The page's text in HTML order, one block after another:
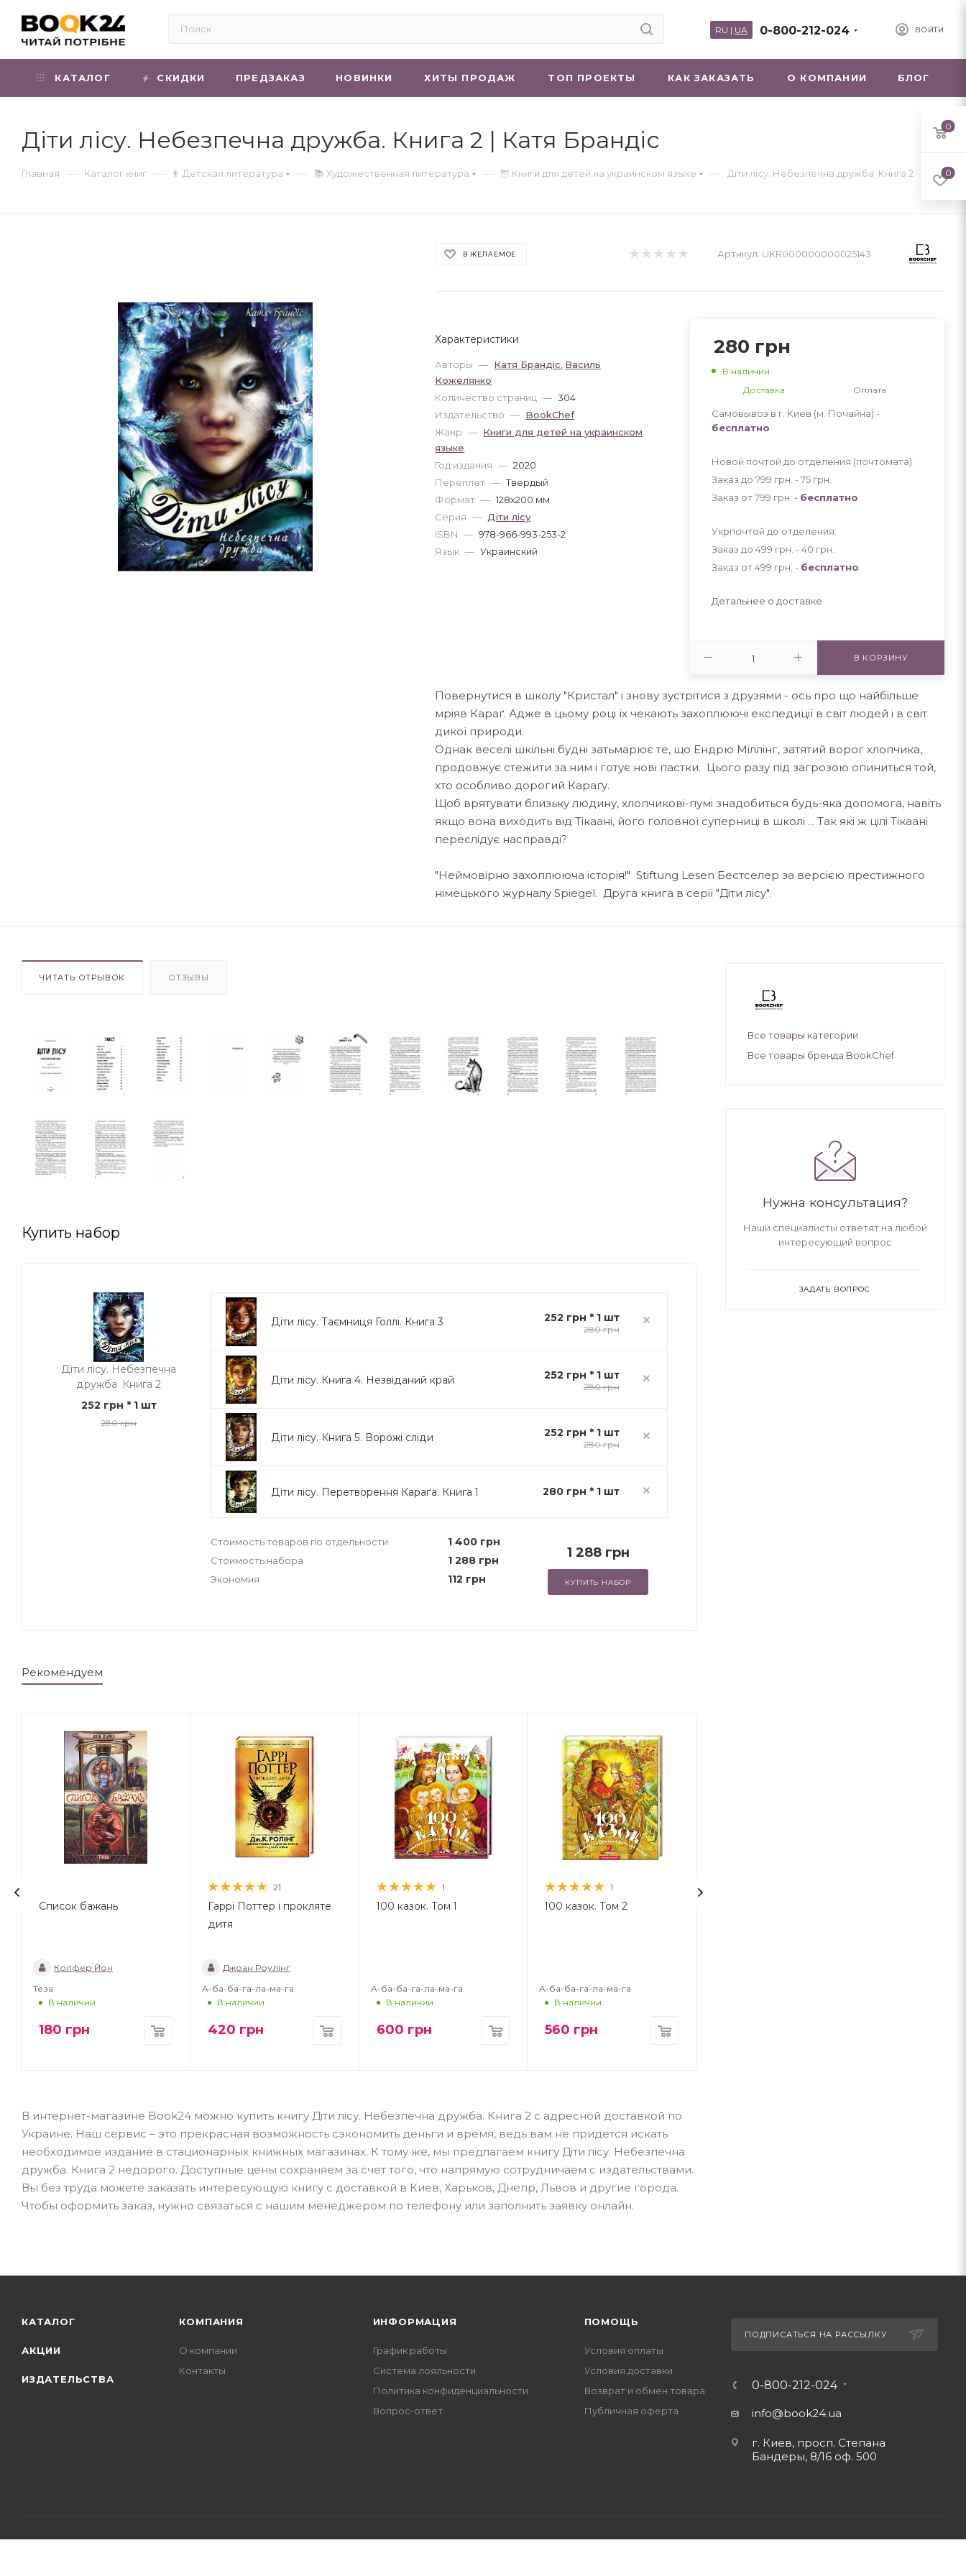
ВОЙТИ
0-800-212-024
RU | UA
КАТАЛОГ СКИДКИ ПРЕДЗАКАЗ НОВИНКИ ХИТЫ ПРОДАЖ ТОП ПРОЕКТЫ КАК ЗАКАЗАТЬ О КОМПАНИИ БЛОГ
Діти лісу. Небезпечна дружба. Книга 2 | Катя Брандіс
Главная — Каталог книг — 👨 Детская литература — 📚 Художественная литература — 🦉 Книги для детей на украинском языке — Діти лісу. Небезпечна дружба. Книга 2
В ЖЕЛАЕМОЕ Артикул: UKR000000000025143
Характеристики
Авторы — Катя Брандіс Василь
Кожелянко
Количество страниц — 304
Издательство — BookChef
Жанр — Книги для детей на украинском
языке
Год издания — 2020
Переплет — Твердый
Формат — 128x200 мм
Серия — Діти лісу
ISBN — 978-966-993-253-2
Язык — Украинский
280 грн
В наличии
Доставка
Оплата
Самовывоз в г. Киев (м. Почайна) -
бесплатно
Новой почтой до отделения (почтомата):
Заказ до 799 грн. - 75 грн
Заказ от 799 грн. - бесплатно
Укрпочтой до отделения:
Заказ до 499 грн. - 40 грн
Заказ от 499 грн. - бесплатно
Детальнее о доставке
В КОРЗИНУ
Повернутися в школу "Кристал" і знову зустрітися з друзями - ось про що найбільше
мріяв Караґ. Адже в цьому році їх чекають захоплюючі експедиції в світ людей і в світ
дикої природи.
Однак веселі шкільні будні затьмарює те, що Ендрю Міллінг, затятий ворог хлопчика,
продовжує стежити за ним і готує нові пастки. Цього разу під загрозою опиниться той,
хто особливо дорогий Караґу.
Щоб врятувати близьку людину, хлопчикові-пумі знадобиться будь-яка допомога, навіть
якщо вона виходить від Тікаані, його головної суперниці в школі ... Так які ж цілі Тікаані
переслідує насправді?
"Неймовірно захоплююча історія!" Stiftung Lesen Бестселер за версією престижного
німецького журналу Spiegel. Друга книга в серії "Діти лісу".
ЧИТАТЬ ОТРЫВОК ОТЗЫВЫ
Купить набор
Діти лісу. Небезпечна
дружба. Книга 2
252 грн * 1 шт
280 грн
Діти лісу. Таємниця Голлі. Книга 3 252 грн * 1 шт
280 грн
Діти лісу. Книга 4. Незвіданий край 252 грн * 1 шт
280 грн
Діти лісу. Книга 5. Ворожі сліди 252 грн * 1 шт
280 грн
Діти лісу. Перетворення Караґа. Книга 1 280 грн * 1 шт
Стоимость товаров по отдельности 1 400 грн
Стоимость набора 1 288 грн
Экономия 112 грн
1 288 грн
КУПИТЬ НАБОР
Рекомендуем
Список бажань
Колфер Йон
Теза
В наличии
180 грн
21
Гаррі Поттер і прокляте
дитя
Джоан Роулінг
А-ба-ба-га-ла-ма-га
В наличии
420 грн
1
100 казок. Том 1
А-ба-ба-га-ла-ма-га
В наличии
600 грн
1
100 казок. Том 2
А-ба-ба-га-ла-ма-га
В наличии
560 грн
В интернет-магазине Book24 можно купить книгу Діти лісу. Небезпечна дружба. Книга 2 с адресной доставкой по
Украине. Наш сервис – это прекрасная возможность сэкономить деньги и время, ведь вам не придется искать
необходимое издание в стационарных книжных магазинах. К тому же, мы предлагаем книгу Діти лісу. Небезпечна
дружба. Книга 2 недорого. Доступные цены сохраняем за счет того, что напрямую сотрудничаем с издательствами.
Вы без труда можете заказать интересующую книгу с доставкой в Киев, Харьков, Днепр, Львов и другие города.
Чтобы оформить заказ, нужно связаться с нашим менеджером по телефону или заполнить заявку онлайн.
Все товары категории
Все товары бренда BookChef
Нужна консультация?
Наши специалисты ответят на любой
интересующий вопрос
ЗАДАТЬ ВОПРОС
КАТАЛОГ
АКЦИИ
ИЗДАТЕЛЬСТВА
КОМПАНИЯ
О компании
Контакты
ИНФОРМАЦИЯ
График работы
Система лояльности
Политика конфиденциальности
Вопрос-ответ
ПОМОЩЬ
Условия оплаты
Условия доставки
Возврат и обмен товара
Публичная оферта
ПОДПИСАТЬСЯ НА РАССЫЛКУ
0-800-212-024
info@book24.ua
г. Киев, просп. Степана
Бандеры, 8/16 оф. 500
0
0